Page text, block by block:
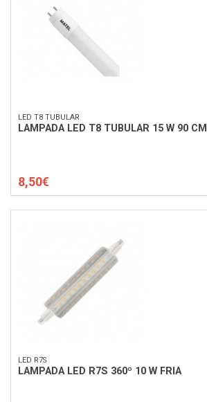
LED T8 TUBULAR
LAMPADA LED T8 TUBULAR 15 W 90
8,50€
LED R7S
LAMPADA LED R7S 360º 10 W FRIA